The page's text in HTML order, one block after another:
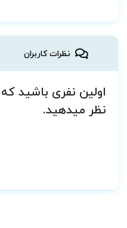
نظرات کاربران
اولین نفری باشید
نظر میدهید.